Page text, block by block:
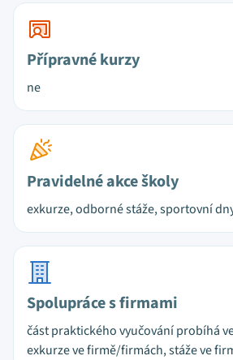
Přípravné kurzy
ne
Pravidelné akce školy
exkurze, odborné stáže, sportovní
Spolupráce s firmami
část praktického vyučování probíhá
exkurze ve firmě/firmách, stáže ve